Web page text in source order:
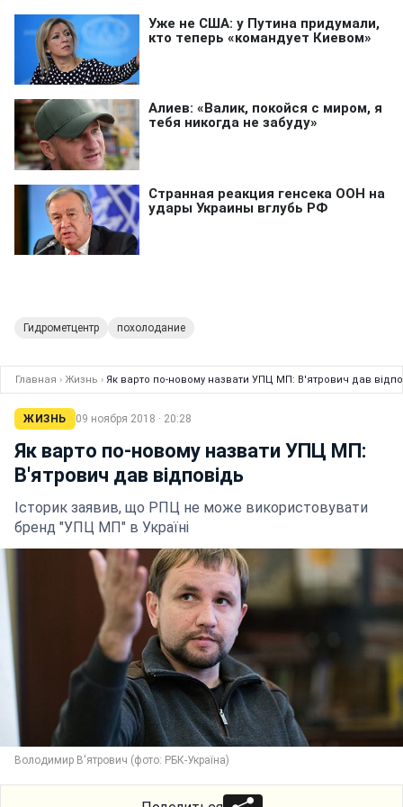
Гидрометцентр похолодание
Главная › Жизнь › Як варто по-новому назвати УПЦ МП: В'ятрович дав
ЖИЗНЬ 09 ноября 2018 · 20:28
Як варто по-новому назвати УПЦ МП:
В'ятрович дав відповідь
Історик заявив, що РПЦ не може використовувати
бренд "УПЦ МП" в Україні
Володимир В'ятрович (фото: РБК-Україна)